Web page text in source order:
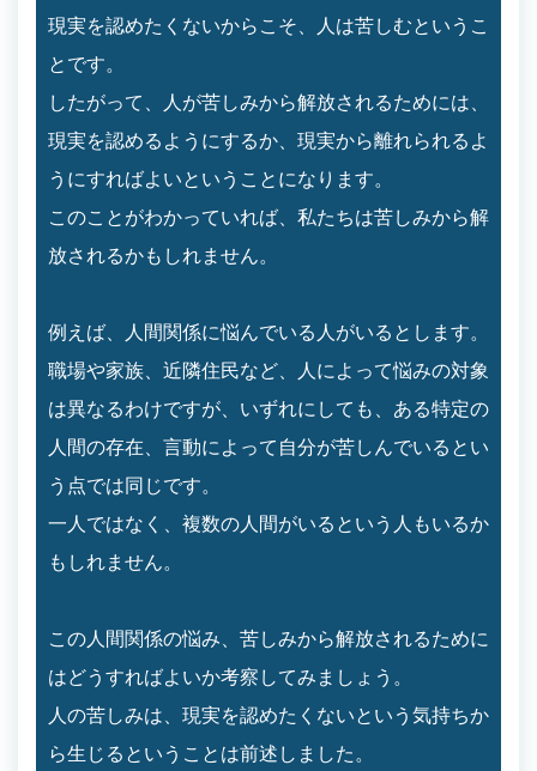
現実を認めたくないからこそ、人は苦しむというこ
とです。
したがって、人が苦しみから解放されるためには、
現実を認めるようにするか、現実から離れられるよ
うにすればよいということになります。
このことがわかっていれば、私たちは苦しみから解
放されるかもしれません。
例えば、人間関係に悩んでいる人がいるとします。
職場や家族、近隣住民など、人によって悩みの対象
は異なるわけですが、いずれにしても、ある特定の
人間の存在、言動によって自分が苦しんでいるとい
う点では同じです。
一人ではなく、複数の人間がいるという人もいるか
もしれません。
この人間関係の悩み、苦しみから解放されるために
はどうすればよいか考察してみましょう。
人の苦しみは、現実を認めたくないという気持ちか
ら生じるということは前述しました。